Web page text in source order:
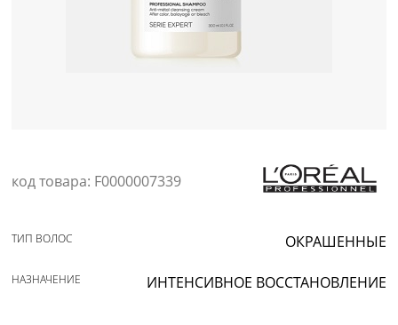
Уход за кожей
код товара: F0000007339
ОКРАШЕННЫЕ
ТИП ВОЛОС
ИНТЕНСИВНОЕ ВОССТАНОВЛЕНИЕ
НАЗНАЧЕНИЕ